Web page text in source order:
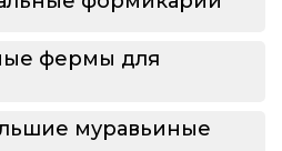
фермы для
муравьиные